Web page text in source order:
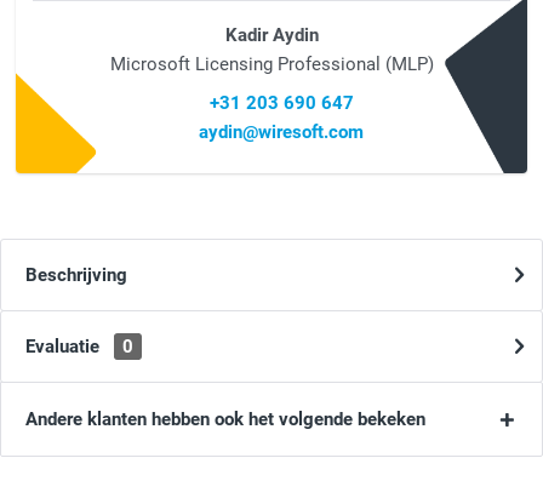
Kadir Aydin
Microsoft Licensing Professional (MLP)
+31 203 690 647
aydin@wiresoft.com
Beschrijving
Evaluatie 0
Andere klanten hebben ook het volgende bekeken